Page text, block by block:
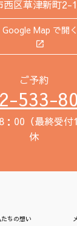
西区草津新町2-
Google Map で開く
ご予約
533-
：00（最終受
休
ちの想い